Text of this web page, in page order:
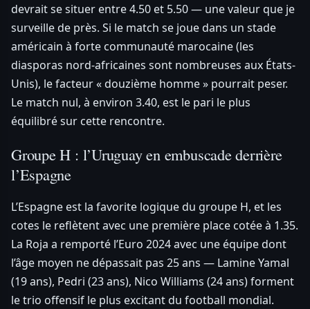
devrait se situer entre 4.50 et 5.50 — une valeur que je
surveille de près. Si le match se joue dans un stade
américain à forte communauté marocaine (les
diasporas nord-africaines sont nombreuses aux États-
Unis), le facteur « douzième homme » pourrait peser.
Le match nul, à environ 3.40, est le pari le plus
équilibré sur cette rencontre.
Groupe H : l’Uruguay en embuscade derrière
l’Espagne
L’Espagne est la favorite logique du groupe H, et les
cotes le reflètent avec une première place cotée à 1.35.
La Roja a remporté l’Euro 2024 avec une équipe dont
l’âge moyen ne dépassait pas 25 ans — Lamine Yamal
(19 ans), Pedri (23 ans), Nico Williams (24 ans) forment
le trio offensif le plus excitant du football mondial.